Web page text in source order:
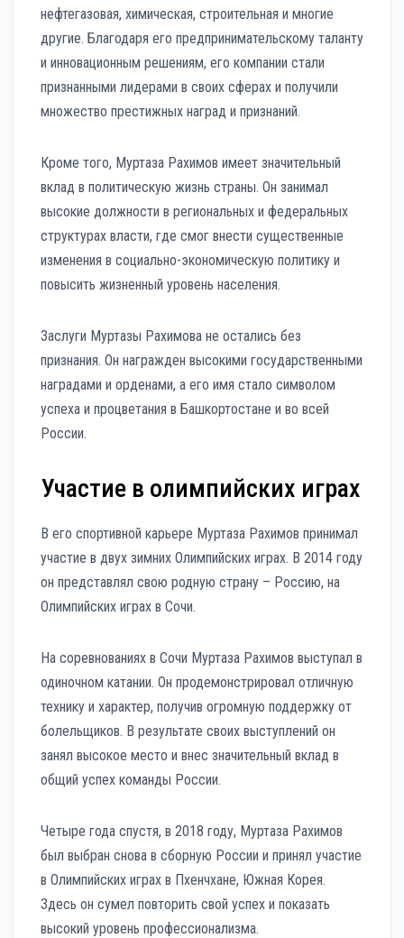
нефтегазовая, химическая, строительная и многие
другие. Благодаря его предпринимательскому таланту
и инновационным решениям, его компании стали
признанными лидерами в своих сферах и получили
множество престижных наград и признаний.
Кроме того, Муртаза Рахимов имеет значительный
вклад в политическую жизнь страны. Он занимал
высокие должности в региональных и федеральных
структурах власти, где смог внести существенные
изменения в социально-экономическую политику и
повысить жизненный уровень населения.
Заслуги Муртазы Рахимова не остались без
признания. Он награжден высокими государственными
наградами и орденами, а его имя стало символом
успеха и процветания в Башкортостане и во всей
России.
Участие в олимпийских играх
В его спортивной карьере Муртаза Рахимов принимал
участие в двух зимних Олимпийских играх. В 2014 году
он представлял свою родную страну – Россию, на
Олимпийских играх в Сочи.
На соревнованиях в Сочи Муртаза Рахимов выступал в
одиночном катании. Он продемонстрировал отличную
технику и характер, получив огромную поддержку от
болельщиков. В результате своих выступлений он
занял высокое место и внес значительный вклад в
общий успех команды России.
Четыре года спустя, в 2018 году, Муртаза Рахимов
был выбран снова в сборную России и принял участие
в Олимпийских играх в Пхенчхане, Южная Корея.
Здесь он сумел повторить свой успех и показать
высокий уровень профессионализма.